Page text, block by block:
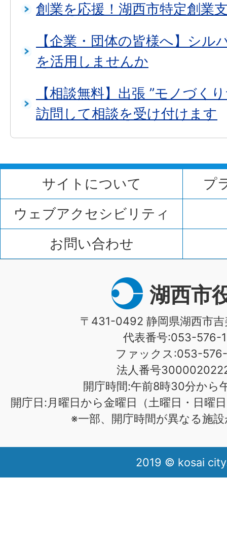
創業を応援！湖西市特定創業
【企業・団体の皆様へ】シル
を活用しませんか
【相談無料】出張 ”モノづく
訪問して相談を受け付けます
サイトについて
プ
ウェブアクセシビリティ
お問い合わせ
湖西市
〒431-0492 静岡県湖西市
代表番号:053-576-
ファックス:053-576-
法人番号
開庁時間:午前8時30分から
開庁日:月曜日から金曜日（土曜日・日曜
※一部、開庁時間が異なる施
2019 © kosai